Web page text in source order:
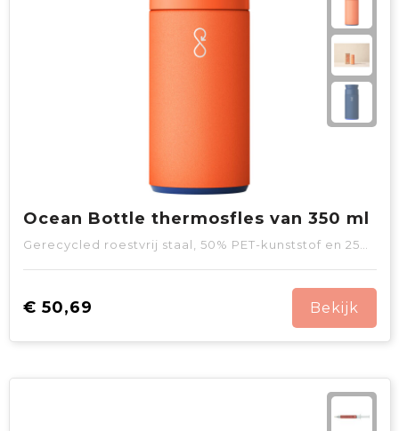
Ocean Bottle thermosfles van 350 ml
€ 50,69 Bekijk